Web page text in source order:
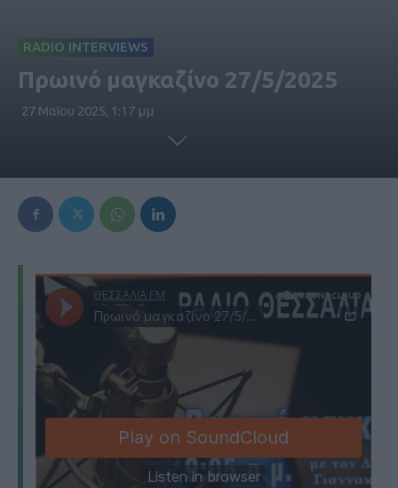
RADIO INTERVIEWS
Πρωινό μαγκαζίνο 27/5/2025
27 Μαΐου 2025, 1:17 μμ